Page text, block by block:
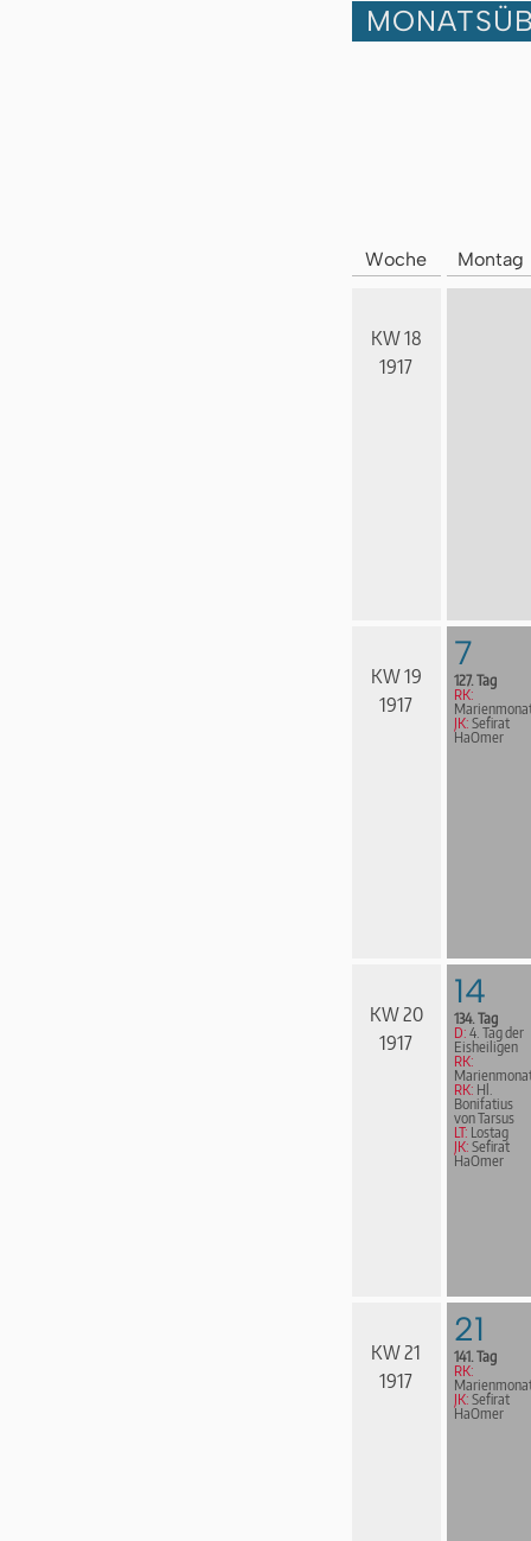
Woche Montag
KW 18
1917
KW 19
1917
7
127. Tag
RK:
JK: Sefirat
HaOmer
KW 20
1917
14
134. Tag
D: 4. Tag der
Eisheiligen
RK:
RK: Hl.
Bonifatius
von Tarsus
LT: Lostag
JK: Sefirat
HaOmer
KW 21
1917
21
141. Tag
RK:
JK: Sefirat
HaOmer